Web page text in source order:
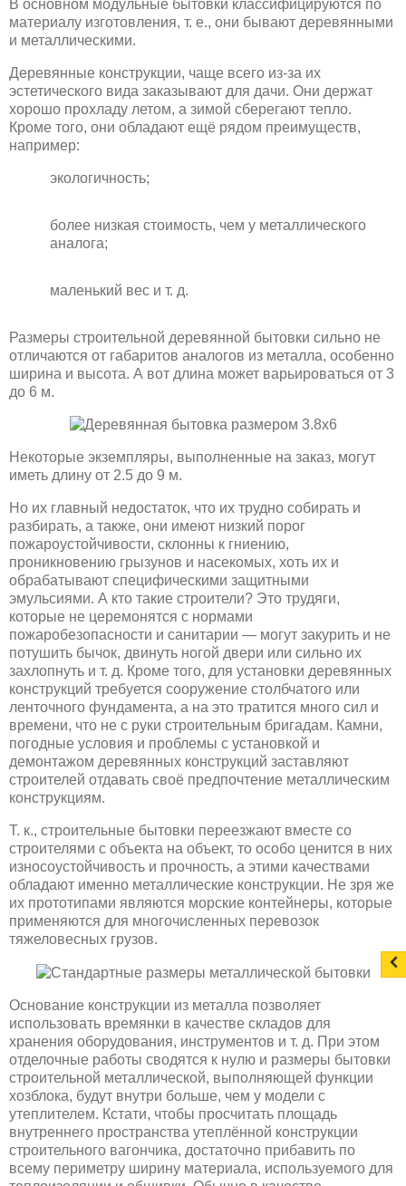
В основном модульные бытовки классифицируются по
материалу изготовления, т. е., они бывают деревянными
и металлическими.
Деревянные конструкции, чаще всего из-за их
эстетического вида заказывают для дачи. Они держат
хорошо прохладу летом, а зимой сберегают тепло.
Кроме того, они обладают ещё рядом преимуществ,
например:
экологичность;
более низкая стоимость, чем у металлического
аналога;
маленький вес и т. д.
Размеры строительной деревянной бытовки сильно не
отличаются от габаритов аналогов из металла, особенно
ширина и высота. А вот длина может варьироваться от 3
до 6 м.
Некоторые экземпляры, выполненные на заказ, могут
иметь длину от 2.5 до 9 м.
Но их главный недостаток, что их трудно собирать и
разбирать, а также, они имеют низкий порог
пожароустойчивости, склонны к гниению,
проникновению грызунов и насекомых, хоть их и
обрабатывают специфическими защитными
эмульсиями. А кто такие строители? Это трудяги,
которые не церемонятся с нормами
пожаробезопасности и санитарии — могут закурить и не
потушить бычок, двинуть ногой двери или сильно их
захлопнуть и т. д. Кроме того, для установки деревянных
конструкций требуется сооружение столбчатого или
ленточного фундамента, а на это тратится много сил и
времени, что не с руки строительным бригадам. Камни,
погодные условия и проблемы с установкой и
демонтажом деревянных конструкций заставляют
строителей отдавать своё предпочтение металлическим
конструкциям.
Т. к., строительные бытовки переезжают вместе со
строителями с объекта на объект, то особо ценится в них
износоустойчивость и прочность, а этими качествами
обладают именно металлические конструкции. Не зря же
их прототипами являются морские контейнеры, которые
применяются для многочисленных перевозок
тяжеловесных грузов.
Основание конструкции из металла позволяет
использовать времянки в качестве складов для
хранения оборудования, инструментов и т. д. При этом
отделочные работы сводятся к нулю и размеры бытовки
строительной металлической, выполняющей функции
хозблока, будут внутри больше, чем у модели с
утеплителем. Кстати, чтобы просчитать площадь
внутреннего пространства утеплённой конструкции
строительного вагончика, достаточно прибавить по
всему периметру ширину материала, используемого для